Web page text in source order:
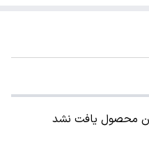
محصول یافت نشد